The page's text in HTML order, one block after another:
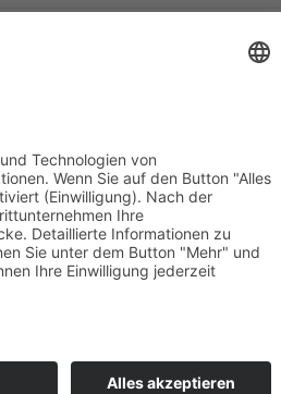
Mehr als
Gedruckte
nicht beantwortet
Gibt es
nicht beantwortet